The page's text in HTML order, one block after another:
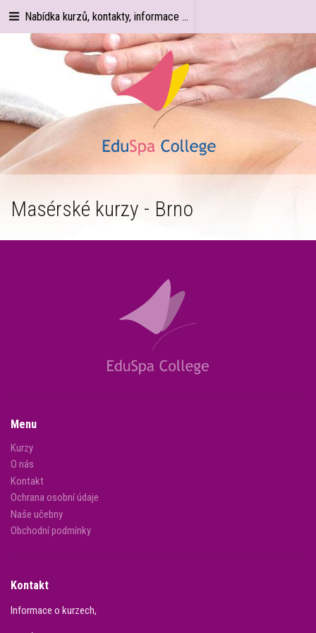
Nabídka kurzů, kontakty, informace ...
Masérské kurzy - Brno
Menu
Kurzy
O nás
Kontakt
Ochrana osobní údaje
Naše učebny
Obchodní podmínky
Kontakt
Informace o kurzech,